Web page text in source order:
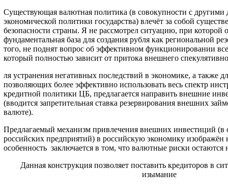
Существующая валютная политика (в совокупности с другими
экономической политики государства) влечёт за собой
безопасности страны. Я не рассмотрел ситуацию, при которой
фундаментальная база для создания рубля как региональной
того, не поднят вопрос об эффективном функционировании
который полностью зависит от притока внешнего
ля устранения негативных последствий в экономике, а также
позволяющих более эффективно использовать весь спектр
кредитной политики ЦБ, предлагается направить внешние
(вводится запретительная ставка резервирования внешних
валюте).
Предлагаемый механизм привлечения внешних инвестиций (в
российских предприятий) в российскую экономику изображён
особенность заключается в том, что валютные риски остаются
Данная конструкция позволяет поставить кредиторов в
изымание